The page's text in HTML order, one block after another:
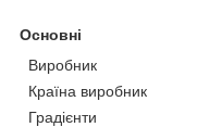
Основні
Виробник
Країна виробник
Градієнти